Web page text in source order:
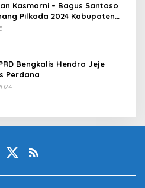
Kasmarni – Bagus Santoso
Pilkada 2024 Kabupaten
Bengkalis Hendra Jeje
Perdana
Indeks Berita Redaksi